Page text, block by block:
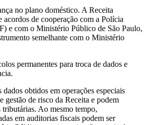
no plano doméstico. A Receita
acordos de cooperação com a Polícia
e com o Ministério Público de São Paulo,
semelhante com o Ministério
permanentes para troca de dados e
dados obtidos em operações especiais
gestão de risco da Receita e podem
Ao mesmo tempo,
em auditorias fiscais podem ser